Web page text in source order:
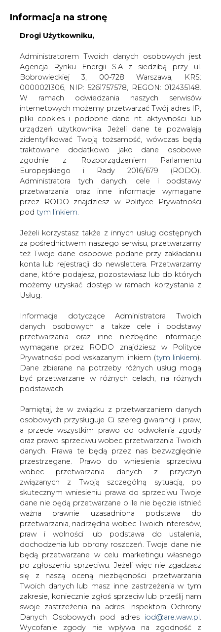
KONTAKT:
WYDAWCA PORTALU:
WYSOKI KONTRAST A A
ZALOGUJ SIĘ
WŁĄCZ CIRE.TV
Informacja na stronę
Drogi Użytkowniku,
Administratorem Twoich danych osobowych jest
Agencja Rynku Energii S.A z siedzibą przy ul.
Bobrowieckiej 3, 00-728 Warszawa, KRS:
0000021306, NIP: 5261757578, REGON: 012435148.
W ramach odwiedzania naszych serwisów
internetowych możemy przetwarzać Twój adres IP,
pliki cookies i podobne dane nt. aktywności lub
urządzeń użytkownika. Jeżeli dane te pozwalają
zidentyfikować Twoją tożsamość, wówczas będą
traktowane dodatkowo jako dane osobowe
zgodnie z Rozporządzeniem Parlamentu
Europejskiego i Rady 2016/679 (RODO).
Administratora tych danych, cele i podstawy
przetwarzania oraz inne informacje wymagane
przez RODO znajdziesz w Polityce Prywatności
pod tym linkiem.
Jeżeli korzystasz także z innych usług dostępnych
za pośrednictwem naszego serwisu, przetwarzamy
też Twoje dane osobowe podane przy zakładaniu
konta lub rejestracji do newslettera. Przetwarzamy
dane, które podajesz, pozostawiasz lub do których
możemy uzyskać dostęp w ramach korzystania z
Usług.
Informacje dotyczące Administratora Twoich
danych osobowych a także cele i podstawy
przetwarzania oraz inne niezbędne informacje
wymagane przez RODO znajdziesz w Polityce
Prywatności pod wskazanym linkiem (tym linkiem).
Dane zbierane na potrzeby różnych usług mogą
być przetwarzane w różnych celach, na różnych
podstawach.
Pamiętaj, że w związku z przetwarzaniem danych
osobowych przysługuje Ci szereg gwarancji i praw,
a przede wszystkim prawo do odwołania zgody
oraz prawo sprzeciwu wobec przetwarzania Twoich
danych. Prawa te będą przez nas bezwzględnie
przestrzegane. Prawo do wniesienia sprzeciwu
wobec przetwarzania danych z przyczyn
związanych z Twoją szczególną sytuacją, po
skutecznym wniesieniu prawa do sprzeciwu Twoje
dane nie będą przetwarzane o ile nie będzie istnieć
ważna prawnie uzasadniona podstawa do
przetwarzania, nadrzędna wobec Twoich interesów,
praw i wolności lub podstawa do ustalenia,
dochodzenia lub obrony roszczeń. Twoje dane nie
będą przetwarzane w celu marketingu własnego
po zgłoszeniu sprzeciwu. Jeżeli więc nie zgadzasz
się z naszą oceną niezbędności przetwarzania
Twoich danych lub masz inne zastrzeżenia w tym
zakresie, koniecznie zgłoś sprzeciw lub prześlij nam
swoje zastrzeżenia na adres Inspektora Ochrony
Danych Osobowych pod adres iod@are.waw.pl
Wycofanie zgody nie wpływa na zgodność z
Strona główna
SERWIS INFORMACYJNY CIRE
/ Niskie ceny ropy blokują inwestycje o wartości 200
mld USD
drukuj
skomentuj
udostępnij
Niskie ceny ropy blokują inwestycje
Spadające ceny ropy naftowej zmusiły
największe europejskie i światowe
koncerny do znaczącego ograniczenia
zaplanowanych wcześniej inwestycji.
Firma konsultingowa Wood Mackenzie
szacuje, że wartość opóźnionych lub
odwołanych projektów wynosi ok. 200
miliardów dolarów.
Specjaliści Wood Mackenzie, na których powołuje się
Financial Times, twierdzą: ,,Jest to jeden z najszybszych
sposobów na uwolnienie kapitału w odpowiedzi na niskie
ceny ropy”. Cięcia dotknęły takich potentatów, jak
brytyjsko – holenderski Shell, norweski Statoil, brytyjski
BP, rosyjski Rosnieft, czy amerykański Chevron. Analitycy
szacują, że w sumie przesunięto realizację około 46